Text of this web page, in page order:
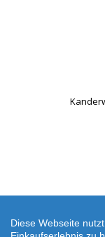
Diese Webseite